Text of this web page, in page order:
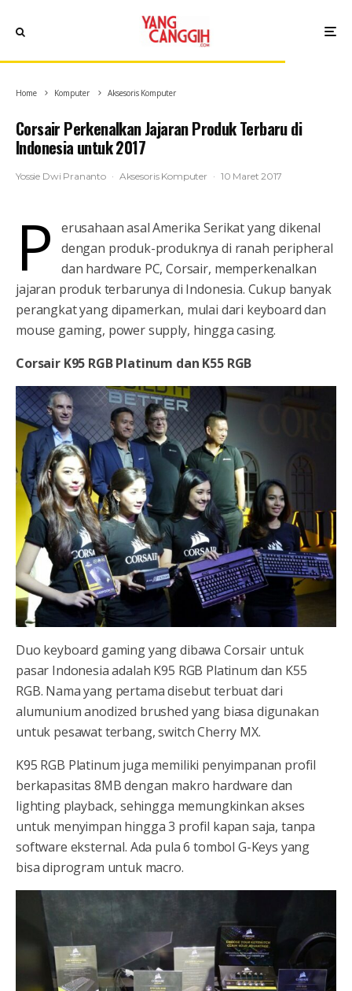
Home Komputer Aksesoris Komputer
Corsair Perkenalkan Jajaran Produk Terbaru di
Indonesia untuk 2017
Yossie Dwi Prananto · Aksesoris Komputer · 10 Maret 2017
P
erusahaan asal Amerika Serikat yang dikenal
dengan produk-produknya di ranah peripheral
dan hardware PC, Corsair, memperkenalkan
jajaran produk terbarunya di Indonesia. Cukup banyak
perangkat yang dipamerkan, mulai dari keyboard dan
mouse gaming, power supply, hingga casing.
Corsair K95 RGB Platinum dan K55 RGB
Duo keyboard gaming yang dibawa Corsair untuk
pasar Indonesia adalah K95 RGB Platinum dan K55
RGB. Nama yang pertama disebut terbuat dari
alumunium anodized brushed yang biasa digunakan
untuk pesawat terbang, switch Cherry MX.
K95 RGB Platinum juga memiliki penyimpanan profil
berkapasitas 8MB dengan makro hardware dan
lighting playback, sehingga memungkinkan akses
untuk menyimpan hingga 3 profil kapan saja, tanpa
software eksternal. Ada pula 6 tombol G-Keys yang
bisa diprogram untuk macro.